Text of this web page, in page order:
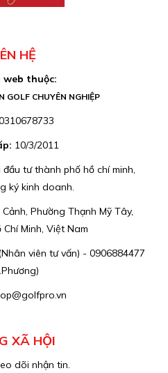
HỆ
web thuộc:
GOLF CHUYÊN NGHIỆP
10/3/2011
tư thành phố hồ chí minh,
ký kinh doanh.
Phường Thạnh Mỹ Tây,
Minh, Việt Nam
viên tư vấn) - 0906884477
XÃ HỘI
dõi nhận tin.